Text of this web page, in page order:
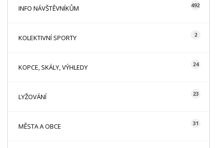
INFO NÁVŠTĚVNÍKŮM 492
KOLEKTIVNÍ SPORTY 2
KOPCE, SKÁLY, VÝHLEDY 24
LYŽOVÁNÍ 23
MĚSTA A OBCE 31